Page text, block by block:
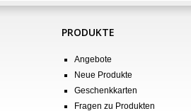
PRODUKTE
Angebote
Neue Produkte
Geschenkkarten
Fragen zu Produkten